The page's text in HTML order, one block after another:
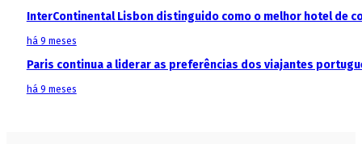
InterContinental Lisbon distinguido como o melhor hotel de
há 9 meses
Paris continua a liderar as preferências dos viajantes
há 9 meses